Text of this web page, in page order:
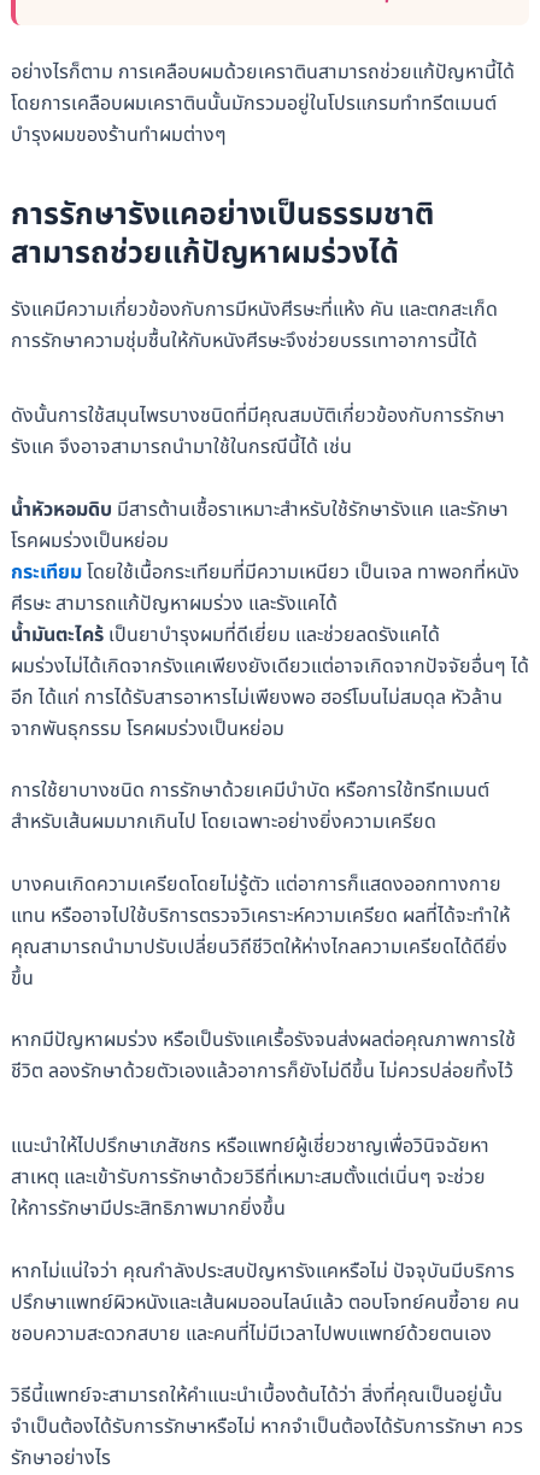
อย่างไรก็ตาม การเคลือบผมด้วยเคราตินสามารถช่วยแก้ปัญหานี้ได้
โดยการเคลือบผมเคราตินนั้นมักรวมอยู่ในโปรแกรมทำทรีตเมนต์
บำรุงผมของร้านทำผมต่างๆ
การรักษารังแคอย่างเป็นธรรมชาติ
สามารถช่วยแก้ปัญหาผมร่วงได้
รังแคมีความเกี่ยวข้องกับการมีหนังศีรษะที่แห้ง คัน และตกสะเก็ด
การรักษาความชุ่มชื้นให้กับหนังศีรษะจึงช่วยบรรเทาอาการนี้ได้
ดังนั้นการใช้สมุนไพรบางชนิดที่มีคุณสมบัติเกี่ยวข้องกับการรักษา
รังแค จึงอาจสามารถนำมาใช้ในกรณีนี้ได้ เช่น
น้ำหัวหอมดิบ มีสารต้านเชื้อราเหมาะสำหรับใช้รักษารังแค และรักษา
โรคผมร่วงเป็นหย่อม
กระเทียมโดยใช้เนื้อกระเทียมที่มีความเหนียว เป็นเจล ทาพอกที่หนัง
ศีรษะ สามารถแก้ปัญหาผมร่วง และรังแคได้
น้ำมันตะไคร้ เป็นยาบำรุงผมที่ดีเยี่ยม และช่วยลดรังแคได้
ผมร่วงไม่ได้เกิดจากรังแคเพียงยังเดียวแต่อาจเกิดจากปัจจัยอื่นๆ ได้
อีก ได้แก่ การได้รับสารอาหารไม่เพียงพอ ฮอร์โมนไม่สมดุล หัวล้าน
จากพันธุกรรม โรคผมร่วงเป็นหย่อม
การใช้ยาบางชนิด การรักษาด้วยเคมีบำบัด หรือการใช้ทรีทเมนต์
สำหรับเส้นผมมากเกินไป โดยเฉพาะอย่างยิ่งความเครียด
บางคนเกิดความเครียดโดยไม่รู้ตัว แต่อาการก็แสดงออกทางกาย
แทน หรืออาจไปใช้บริการตรวจวิเคราะห์ความเครียด ผลที่ได้จะทำให้
คุณสามารถนำมาปรับเปลี่ยนวิถีชีวิตให้ห่างไกลความเครียดได้ดียิ่ง
ขึ้น
หากมีปัญหาผมร่วง หรือเป็นรังแคเรื้อรังจนส่งผลต่อคุณภาพการใช้
ชีวิต ลองรักษาด้วยตัวเองแล้วอาการก็ยังไม่ดีขึ้น ไม่ควรปล่อยทิ้งไว้
แนะนำให้ไปปรึกษาเภสัชกร หรือแพทย์ผู้เชี่ยวชาญเพื่อวินิจฉัยหา
สาเหตุ และเข้ารับการรักษาด้วยวิธีที่เหมาะสมตั้งแต่เนิ่นๆ จะช่วย
ให้การรักษามีประสิทธิภาพมากยิ่งขึ้น
หากไม่แน่ใจว่า คุณกำลังประสบปัญหารังแคหรือไม่ ปัจจุบันมีบริการ
ปรึกษาแพทย์ผิวหนังและเส้นผมออนไลน์แล้ว ตอบโจทย์คนขี้อาย คน
ชอบความสะดวกสบาย และคนที่ไม่มีเวลาไปพบแพทย์ด้วยตนเอง
วิธีนี้แพทย์จะสามารถให้คำแนะนำเบื้องต้นได้ว่า สิ่งที่คุณเป็นอยู่นั้น
จำเป็นต้องได้รับการรักษาหรือไม่ หากจำเป็นต้องได้รับการรักษา ควร
รักษาอย่างไร